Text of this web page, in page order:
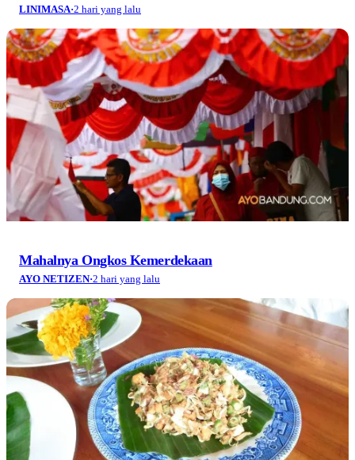
LINIMASA·2 hari yang lalu
Mahalnya Ongkos Kemerdekaan
AYO NETIZEN·2 hari yang lalu